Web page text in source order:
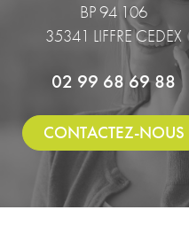
BP 94 106
35341 LIFFRE CEDEX
02 99 68 69 88
CONTACTEZ-NOUS